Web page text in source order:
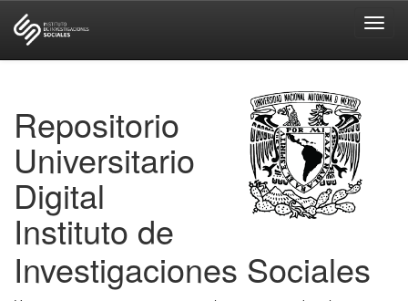
Repositorio
Universitario
Digital
Instituto de
Investigaciones Sociales